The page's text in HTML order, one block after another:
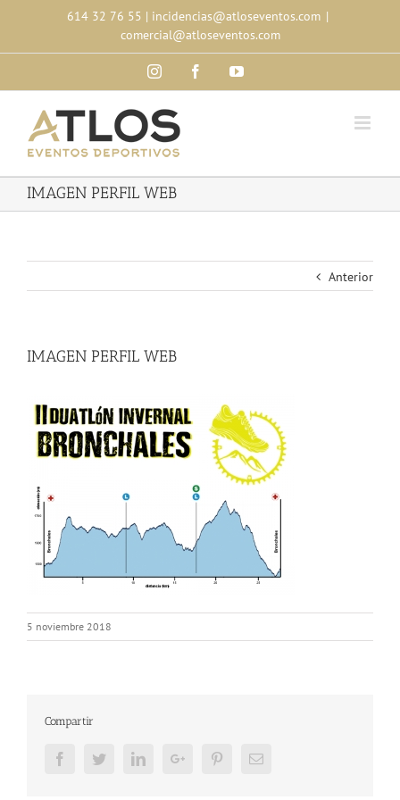
content
614 32 76 55 | incidencias@atloseventos.com |
comercial@atloseventos.com
InstagramFacebookYouTube
IMAGEN PERFIL WEB
Anterior
IMAGEN PERFIL WEB
5 noviembre 2018
Compartir
FacebookTwitterLinkedInGoogle+ PinterestEmail